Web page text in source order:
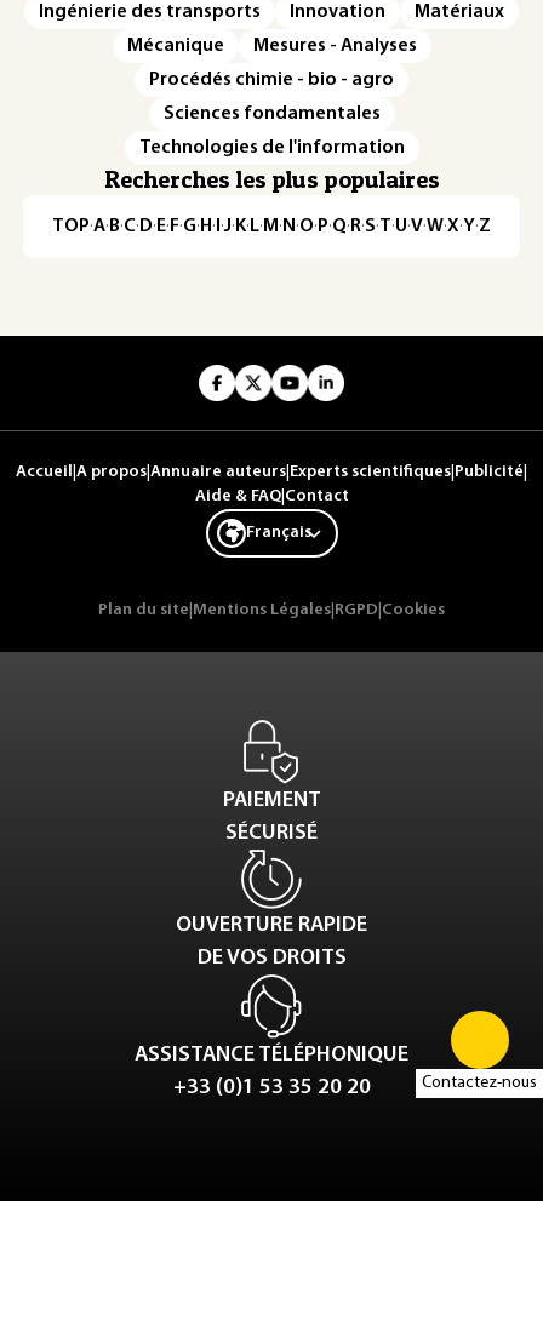
Contactez-nous
Ingénierie des transports
Innovation
Matériaux
Mécanique
Mesures - Analyses
Procédés chimie - bio - agro
Sciences fondamentales
Technologies de l'information
Recherches les plus populaires
TOP·A·B·C· D· E· F·G· H · ·J· K· L· M · N ·O· P·Q· R·S·T·U·V·W·X·Y·Z
Accueil A propos Annuaire auteurs Experts scientifiques Publicité
Aide & FAQ| Contact
Français
Plan du site Mentions Légales RGPD Cookies
PAIEMENT
SÉCURISÉ
OUVERTURE RAPIDE
DE VOS DROITS
ASSISTANCE TÉLÉPHONIQUE
+33 (0)1 53 35 20 20